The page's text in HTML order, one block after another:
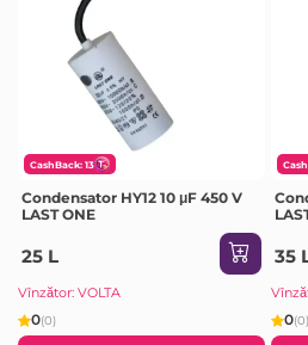
CashBack: 13
Condensator HY12 10 μF 450 V
LAST ONE
25 L
Vînzător: VOLTA
0(0)
35
0(0)